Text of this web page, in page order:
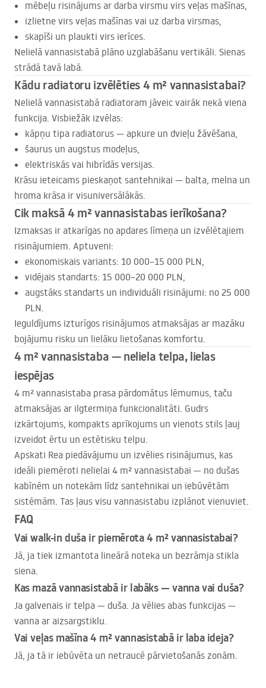
mēbeļu risinājums ar darba virsmu virs veļas mašīnas,
izlietne virs veļas mašīnas vai uz darba virsmas,
skapīši un plaukti virs ierīces.
Nelielā vannasistabā plāno uzglabāšanu vertikāli. Sienas
strādā tavā labā.
Kādu radiatoru izvēlēties 4 m² vannasistabai?
Nelielā vannasistabā radiatoram jāveic vairāk nekā viena
funkcija. Visbiežāk izvēlas:
kāpņu tipa radiatorus — apkure un dvieļu žāvēšana,
šaurus un augstus modeļus,
elektriskās vai hibrīdās versijas.
Krāsu ieteicams pieskaņot santehnikai — balta, melna un
hroma krāsa ir visuniversālākās.
Cik maksā 4 m² vannasistabas ierīkošana?
Izmaksas ir atkarīgas no apdares līmeņa un izvēlētajiem
risinājumiem. Aptuveni:
ekonomiskais variants: 10 000–15 000 PLN,
vidējais standarts: 15 000–20 000 PLN,
augstāks standarts un individuāli risinājumi: no 25 000
PLN.
Ieguldījums izturīgos risinājumos atmaksājas ar mazāku
bojājumu risku un lielāku lietošanas komfortu.
4 m² vannasistaba — neliela telpa, lielas
iespējas
4 m² vannasistaba prasa pārdomātus lēmumus, taču
atmaksājas ar ilgtermiņa funkcionalitāti. Gudrs
izkārtojums, kompakts aprīkojums un vienots stils ļauj
izveidot ērtu un estētisku telpu.
Apskati Rea piedāvājumu un izvēlies risinājumus, kas
ideāli piemēroti nelielai 4 m² vannasistabai — no dušas
kabīnēm un notekām līdz santehnikai un iebūvētām
sistēmām. Tas ļaus visu vannasistabu izplānot vienuviet.
FAQ
Vai walk-in duša ir piemērota 4 m² vannasistabai?
Jā, ja tiek izmantota lineārā noteka un bezrāmja stikla
siena.
Kas mazā vannasistabā ir labāks — vanna vai duša?
Ja galvenais ir telpa — duša. Ja vēlies abas funkcijas —
vanna ar aizsargstiklu.
Vai veļas mašīna 4 m² vannasistabā ir laba ideja?
Jā, ja tā ir iebūvēta un netraucē pārvietošanās zonām.